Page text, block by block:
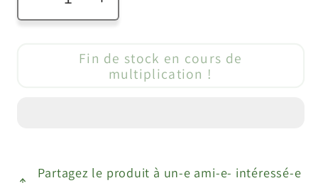
Réduire
la
d&#39;agen)
Augmenter
la
de
Prunier
d&#39;agen)
Fin de stock en cours de
multiplication !
Partagez le produit à un-e ami-e- intéressé-e